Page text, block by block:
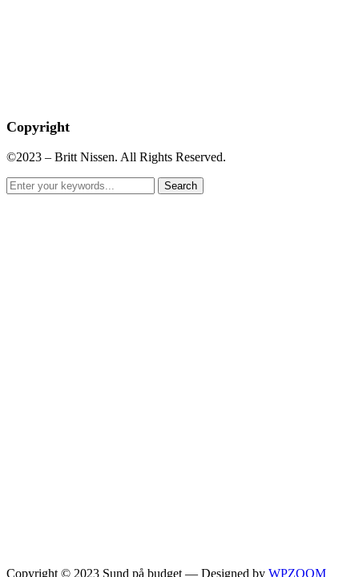
Copyright
©2023 – Britt Nissen. All Rights Reserved.
Copyright © 2023 Sund på budget — Designed by WPZOOM